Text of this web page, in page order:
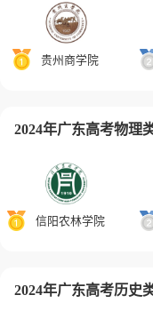
贵州商学院
2024年广东高考物理
信阳农林学院
2024年广东高考历史